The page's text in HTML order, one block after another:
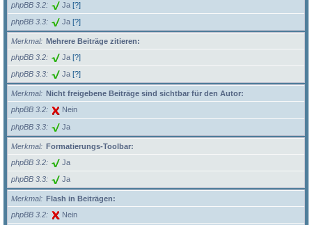
phpBB 3.2
Ja [?]
phpBB 3.3 Ja [?]
Merkmal
Mehrere Beiträge zitieren:
phpBB 3.2
Ja [?]
phpBB 3.3 Ja [?]
Merkmal
Nicht freigebene Beiträge sind sichtbar für den Autor:
phpBB 3.2
Nein
phpBB 3.3 Ja
Merkmal
Formatierungs-Toolbar:
phpBB 3.2
Ja
phpBB 3.3 Ja
Merkmal
Flash in Beiträgen:
phpBB 3.2
Nein